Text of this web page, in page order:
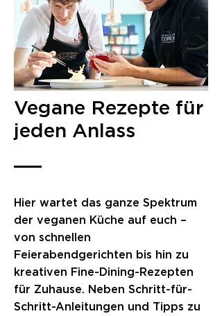
Vegane Rezepte für
jeden Anlass
Hier wartet das ganze Spektrum
der veganen Küche auf euch –
von schnellen
Feierabendgerichten bis hin zu
kreativen Fine-Dining-Rezepten
für Zuhause. Neben Schritt-für-
Schritt-Anleitungen und Tipps zu